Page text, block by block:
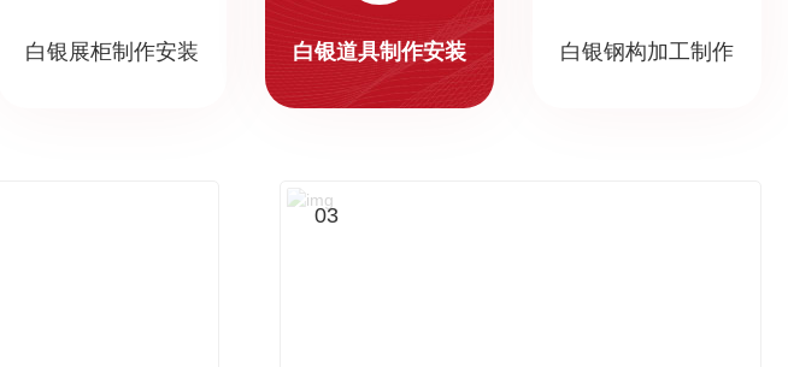
白银展柜制作安装 白银道具制作安装 白银钢构加工制作
03